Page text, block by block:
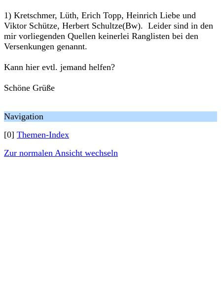
1) Kretschmer, Lüth, Erich Topp, Heinrich Liebe und
Viktor Schütze, Herbert Schultze(Bw). Leider sind in den
mir vorliegenden Quellen keinerlei Ranglisten bei den
Versenkungen genannt.
Kann hier evtl. jemand helfen?
Schöne Grüße
Navigation
[0] Themen-Index
Zur normalen Ansicht wechseln